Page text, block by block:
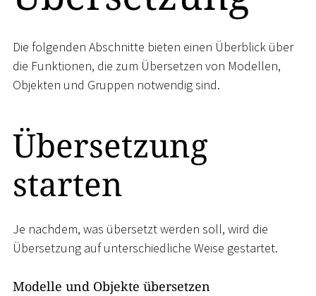
Die folgenden Abschnitte bieten einen Überblick über
die Funktionen, die zum Übersetzen von Modellen,
Objekten und Gruppen notwendig sind.
Übersetzung
starten
Je nachdem, was übersetzt werden soll, wird die
Übersetzung auf unterschiedliche Weise gestartet.
Modelle und Objekte übersetzen